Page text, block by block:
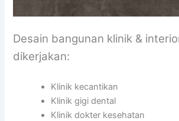
Desain bangunan klinik &
dikerjakan:
Klinik kecantikan
Klinik gigi dental
Klinik dokter kesehatan